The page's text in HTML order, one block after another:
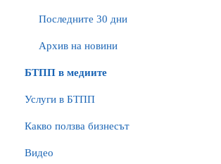
Последните 30 дни
Архив на новини
БTПП в медиите
Услуги в БТПП
Какво ползва бизнесът
Видео